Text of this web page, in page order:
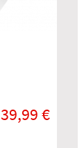
39,99 €